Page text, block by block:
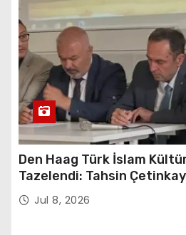
Den Haag Türk İslam
Tazelendi: Tahsin
Jul 8, 2026